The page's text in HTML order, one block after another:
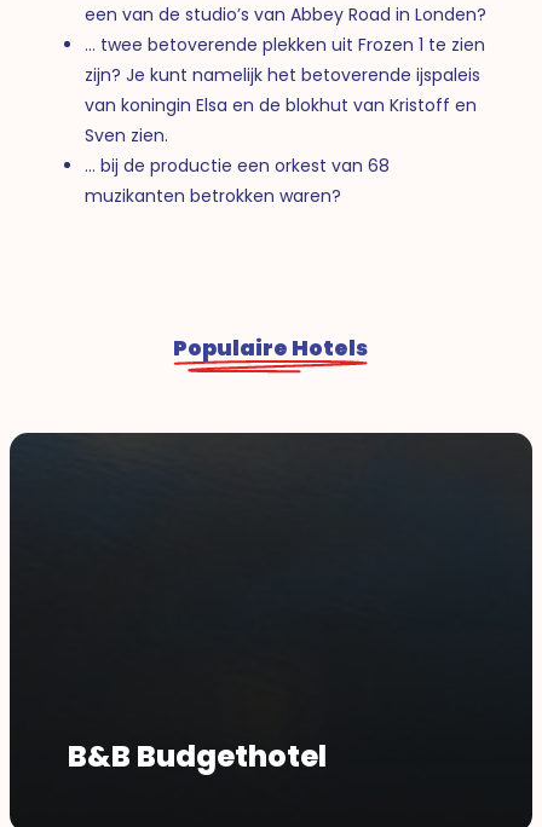
een van de studio’s van Abbey Road in Londen?
… twee betoverende plekken uit Frozen 1 te zien
zijn? Je kunt namelijk het betoverende ijspaleis
van koningin Elsa en de blokhut van Kristoff en
Sven zien.
… bij de productie een orkest van 68
muzikanten betrokken waren?
Populaire Hotels
B&B Budgethotel